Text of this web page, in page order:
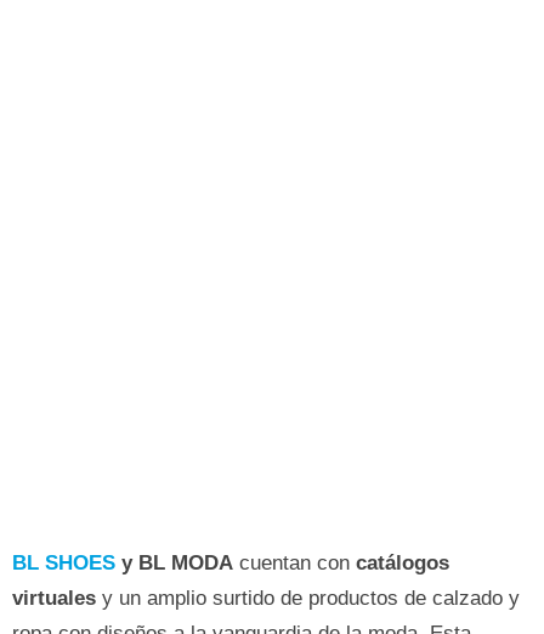
BL SHOES y BL MODA cuentan con catálogos
virtuales y un amplio surtido de productos de calzado y